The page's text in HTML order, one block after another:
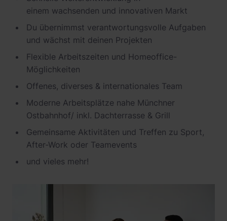
ChargePilot® partner program
Newsroom
References
Investor relations
einem wachsenden und innovativen Markt
Du übernimmst verantwortungsvolle Aufgaben
und wächst mit deinen Projekten
Flexible Arbeitszeiten und Homeoffice-
Möglichkeiten
Offenes, diverses & internationales Team
Moderne Arbeitsplätze nahe Münchner
Ostbahnhof/ inkl. Dachterrasse & Grill
Gemeinsame Aktivitäten und Treffen zu Sport,
After-Work oder Teamevents
und vieles mehr!